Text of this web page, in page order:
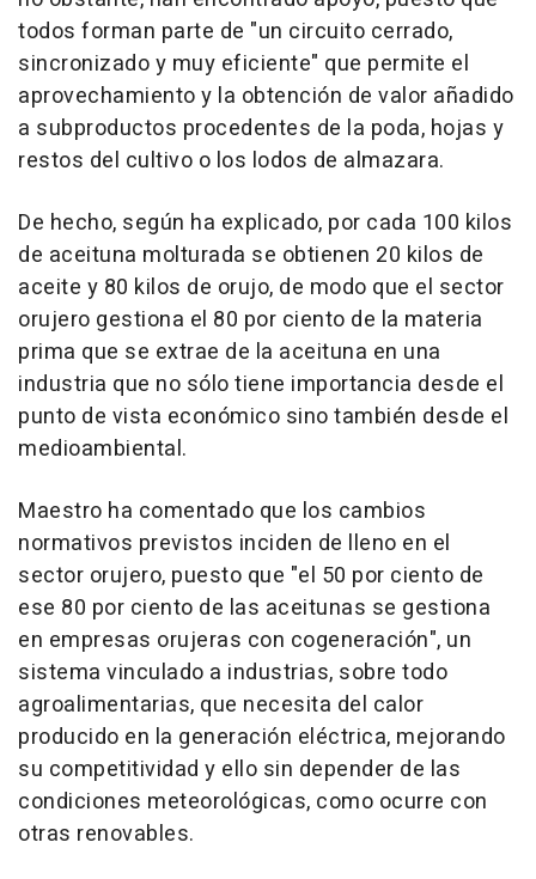
todos forman parte de "un circuito cerrado,
sincronizado y muy eficiente" que permite el
aprovechamiento y la obtención de valor añadido
a subproductos procedentes de la poda, hojas y
restos del cultivo o los lodos de almazara.
De hecho, según ha explicado, por cada 100 kilos
de aceituna molturada se obtienen 20 kilos de
aceite y 80 kilos de orujo, de modo que el sector
orujero gestiona el 80 por ciento de la materia
prima que se extrae de la aceituna en una
industria que no sólo tiene importancia desde el
punto de vista económico sino también desde el
medioambiental.
Maestro ha comentado que los cambios
normativos previstos inciden de lleno en el
sector orujero, puesto que "el 50 por ciento de
ese 80 por ciento de las aceitunas se gestiona
en empresas orujeras con cogeneración", un
sistema vinculado a industrias, sobre todo
agroalimentarias, que necesita del calor
producido en la generación eléctrica, mejorando
su competitividad y ello sin depender de las
condiciones meteorológicas, como ocurre con
otras renovables.